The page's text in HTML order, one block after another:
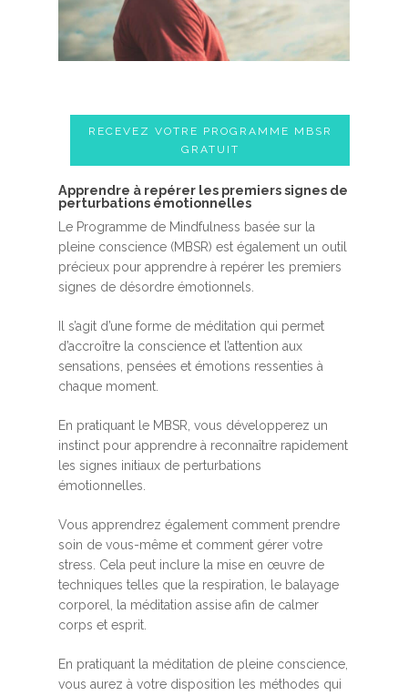
RECEVEZ VOTRE PROGRAMME MBSR
GRATUIT
A​pprendre à repérer les premiers signes de
perturbations émotionnelles
Le Programme de Mindfulness basée sur la
pleine conscience (MBSR) est également un outil
précieux pour apprendre à repérer les premiers
signes de désordre émotionnels.
Il s’agit d’une forme de méditation qui permet
d’accroître la conscience et l’attention aux
sensations, pensées et émotions ressenties à
chaque moment.
En pratiquant le MBSR, vous développerez un
instinct pour apprendre à reconnaître rapidement
les signes initiaux de perturbations
émotionnelles.
Vous apprendrez également comment prendre
soin de vous-même et comment gérer votre
stress. Cela peut inclure la mise en œuvre de
techniques telles que la respiration, le balayage
corporel, la méditation assise afin de calmer
corps et esprit.
En pratiquant la méditation de pleine conscience,
vous aurez à votre disposition les méthodes qui